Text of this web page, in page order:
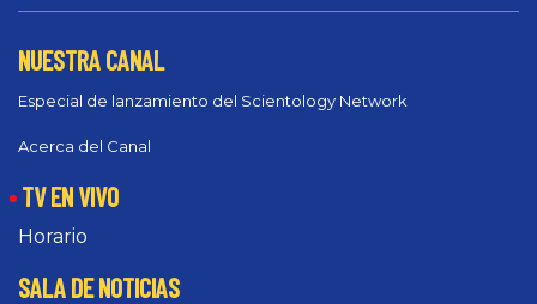
NUESTRA CANAL
Especial de lanzamiento del Scientology Network
Acerca del Canal
TV EN VIVO
Horario
SALA DE NOTICIAS